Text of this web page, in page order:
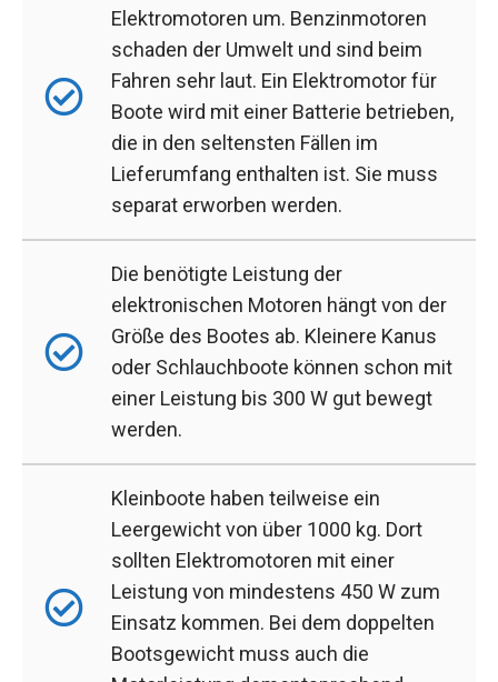
Elektromotoren um. Benzinmotoren
schaden der Umwelt und sind beim
Fahren sehr laut. Ein Elektromotor für
Boote wird mit einer Batterie betrieben,
die in den seltensten Fällen im
Lieferumfang enthalten ist. Sie muss
separat erworben werden.
Die benötigte Leistung der
elektronischen Motoren hängt von der
Größe des Bootes ab. Kleinere Kanus
oder Schlauchboote können schon mit
einer Leistung bis 300 W gut bewegt
werden.
Kleinboote haben teilweise ein
Leergewicht von über 1000 kg. Dort
sollten Elektromotoren mit einer
Leistung von mindestens 450 W zum
Einsatz kommen. Bei dem doppelten
Bootsgewicht muss auch die